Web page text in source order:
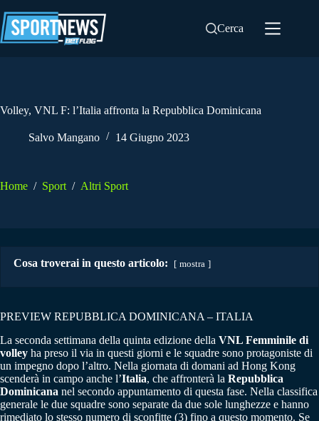
al
contenuto
Cerca
Volley, VNL F: l’Italia affronta la Repubblica Dominicana
Salvo Mangano 14 Giugno 2023
Home / Sport / Altri Sport
Cosa troverai in questo articolo: mostra
PREVIEW REPUBBLICA DOMINICANA – ITALIA
La seconda settimana della quinta edizione della VNL Femminile di
volley ha preso il via in questi giorni e le squadre sono protagoniste di
un impegno dopo l’altro. Nella giornata di domani ad Hong Kong
scenderà in campo anche l’Italia, che affronterà la Repubblica
Dominicana nel secondo appuntamento di questa fase. Nella classifica
generale le due squadre sono separate da due sole lunghezze e hanno
rimediato lo stesso numero di sconfitte (3) fino a questo momento. Se